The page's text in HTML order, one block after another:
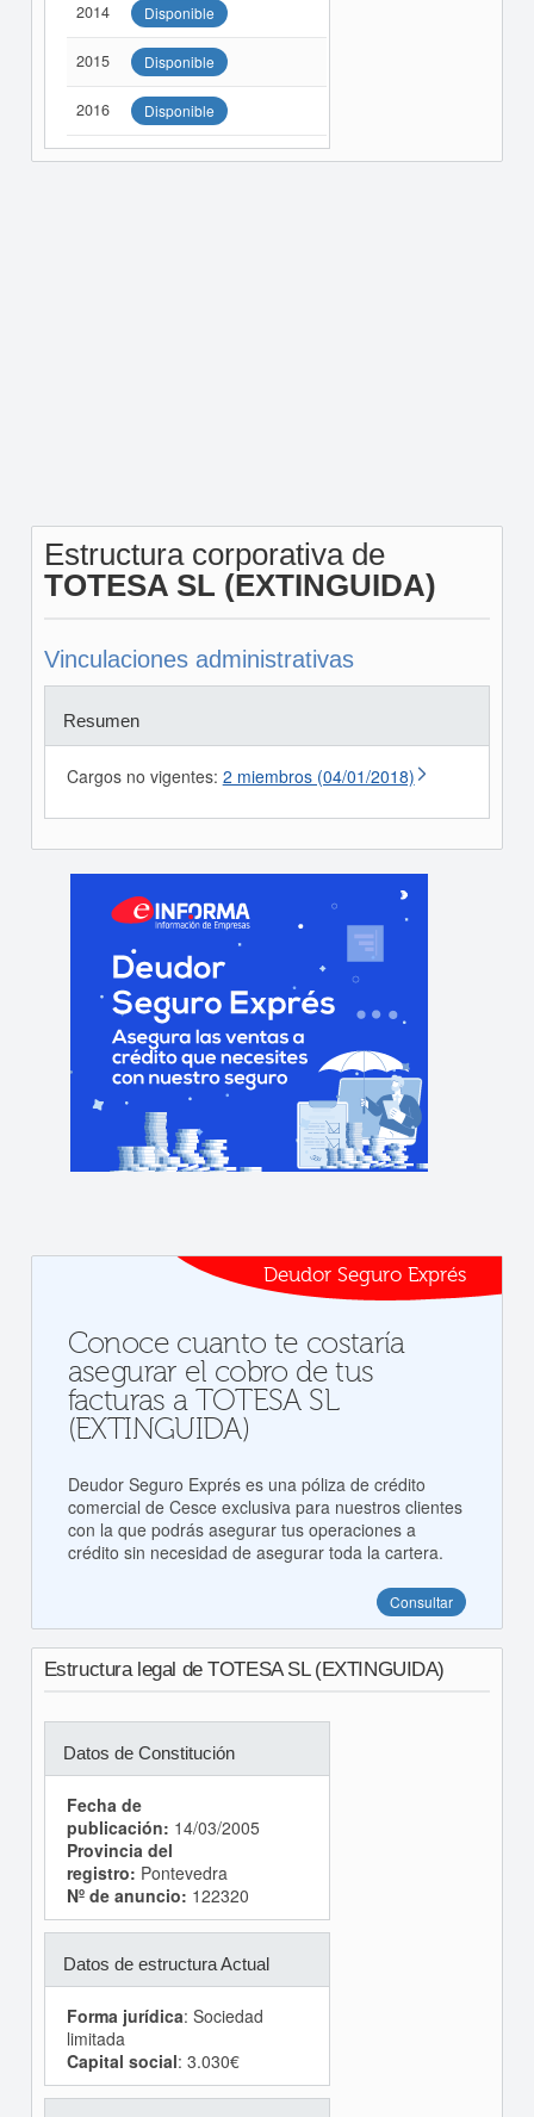
2014 Disponible
2015 Disponible
2016 Disponible
Estructura corporativa de
TOTESA SL (EXTINGUIDA)
Vinculaciones administrativas
Resumen
Cargos no vigentes: 2 miembros (04/01/2018)
Deudor Seguro Exprés
Conoce cuanto te costaría
asegurar el cobro de tus
facturas a TOTESA SL
(EXTINGUIDA)
Deudor Seguro Exprés es una póliza de crédito
comercial de Cesce exclusiva para nuestros clientes
con la que podrás asegurar tus operaciones a
crédito sin necesidad de asegurar toda la cartera.
Consultar
Estructura legal de TOTESA SL (EXTINGUIDA)
Datos de Constitución
Fecha de
publicación: 14/03/2005
Provincia del
registro: Pontevedra
Nº de anuncio: 122320
Datos de estructura Actual
Forma jurídica: Sociedad
limitada
Capital social: 3.030€